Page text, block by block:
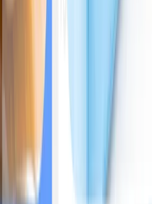
del tuo libretto a